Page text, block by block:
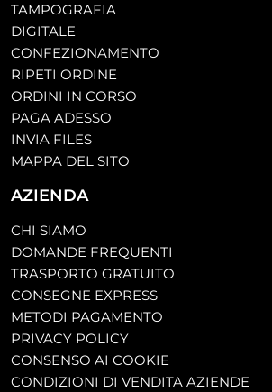
TAMPOGRAFIA
DIGITALE
CONFEZIONAMENTO
RIPETI ORDINE
ORDINI IN CORSO
PAGA ADESSO
INVIA FILES
MAPPA DEL SITO
AZIENDA
CHI SIAMO
DOMANDE FREQUENTI
TRASPORTO GRATUITO
CONSEGNE EXPRESS
METODI PAGAMENTO
PRIVACY POLICY
CONSENSO AI COOKIE
CONDIZIONI DI VENDITA AZIENDE